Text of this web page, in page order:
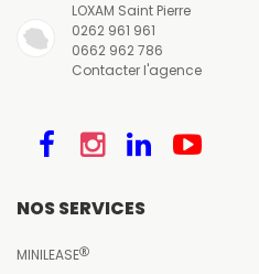
LOXAM Saint Pierre
0262 961 961
0662 962 786
Contacter l'agence
NOS SERVICES
MINILEASE